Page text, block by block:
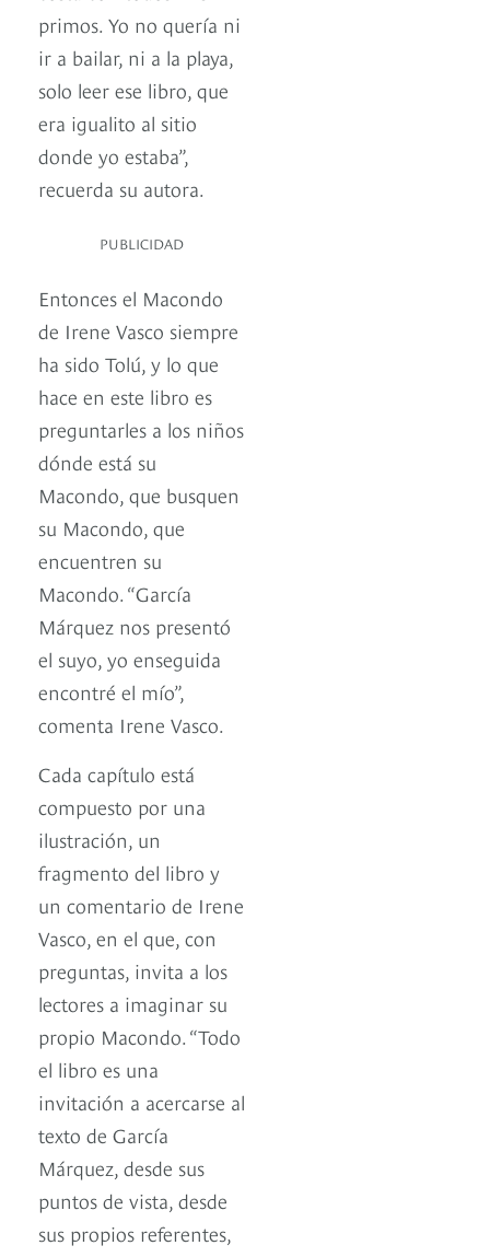
primos. Yo no quería ni
ir a bailar, ni a la playa,
solo leer ese libro, que
era igualito al sitio
donde yo estaba”,
recuerda su autora.
PUBLICIDAD
Entonces el Macondo
de Irene Vasco siempre
ha sido Tolú, y lo que
hace en este libro es
preguntarles a los niños
dónde está su
Macondo, que busquen
su Macondo, que
encuentren su
Macondo. “García
Márquez nos presentó
el suyo, yo enseguida
encontré el mío”,
comenta Irene Vasco.
Cada capítulo está
compuesto por una
ilustración, un
fragmento del libro y
un comentario de Irene
Vasco, en el que, con
preguntas, invita a los
lectores a imaginar su
propio Macondo. “Todo
el libro es una
invitación a acercarse al
texto de García
Márquez, desde sus
puntos de vista, desde
sus propios referentes,